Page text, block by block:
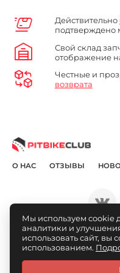
Действительно
подтверждено
Свой склад
отображение
Честные и
возврата
О НАС ОТЗЫВЫ
©
Мы используем cookie
аналитики и
использовать сайт, вы
использованием.